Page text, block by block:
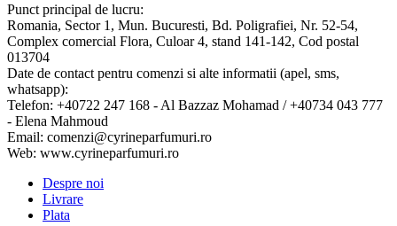
Punct principal de lucru:
Romania, Sector 1, Mun. Bucuresti, Bd. Poligrafiei, Nr. 52-54,
Complex comercial Flora, Culoar 4, stand 141-142, Cod postal
013704
Date de contact pentru comenzi si alte informatii (apel, sms,
whatsapp):
Telefon: +40722 247 168 - Al Bazzaz Mohamad / +40734 043 777
- Elena Mahmoud
Email: comenzi@cyrineparfumuri.ro
Web: www.cyrineparfumuri.ro
Despre noi
Livrare
Plata